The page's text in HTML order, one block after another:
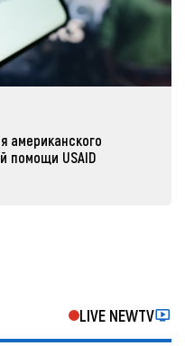
американского
помощи USAID
LIVE NEWTV